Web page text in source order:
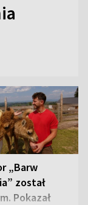
„Barw
został
Pokazał